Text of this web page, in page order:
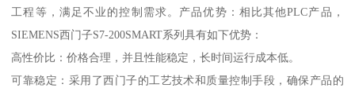
工程等，满足不业的控制需求。产品优势：相比其他PLC产品，
SIEMENS西门子S7-200SMART系列具有如下优势：
高性价比：价格合理，并且性能稳定，长时间运行成本低。
可靠稳定：采用了西门子的工艺技术和质量控制手段，确保产品的